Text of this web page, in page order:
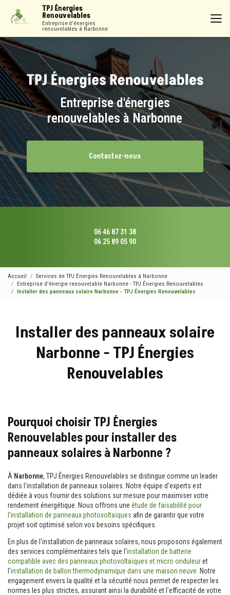
contenu
TPJ Énergies
Renouvelables
Entreprise d'énergies
renouvelables à Narbonne
Entreprise d'énergies
renouvelables à Narbonne
Contactez-nous
06 46 87 31 38
06 25 89 05 90
Accueil
Services de TPJ Énergies Renouvelables à Narbonne
Entreprise d'énergie renouvelable Narbonne - TPJ Énergies Renouvelables
Installer des panneaux solaire Narbonne - TPJ Énergies Renouvelables
Installer des panneaux solaire
Narbonne - TPJ Énergies
Renouvelables
Pourquoi choisir TPJ Énergies
Renouvelables pour installer des
panneaux solaires à Narbonne ?
À Narbonne, TPJ Énergies Renouvelables se distingue comme un leader
dans l'installation de panneaux solaires. Notre équipe d'experts est
dédiée à vous fournir des solutions sur mesure pour maximiser votre
rendement énergétique. Nous offrons une étude de faisabilité pour
l'installation de panneaux photovoltaïques afin de garantir que votre
projet soit optimisé selon vos besoins spécifiques.
En plus de l'installation de panneaux solaires, nous proposons également
des services complémentaires tels que l'installation de batterie
compatible avec des panneaux photovoltaïques et micro onduleuret
l'installation de ballon thermodynamique dans une maison neuve . Notre
engagement envers la qualité et la sécurité nous permet de respecter les
normes les plus strictes, assurant ainsi la durabilité et l'efficacité de votre